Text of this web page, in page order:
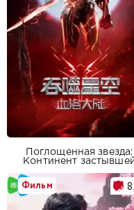
Поглощенная звезда:
Континент застывшей
Фильм